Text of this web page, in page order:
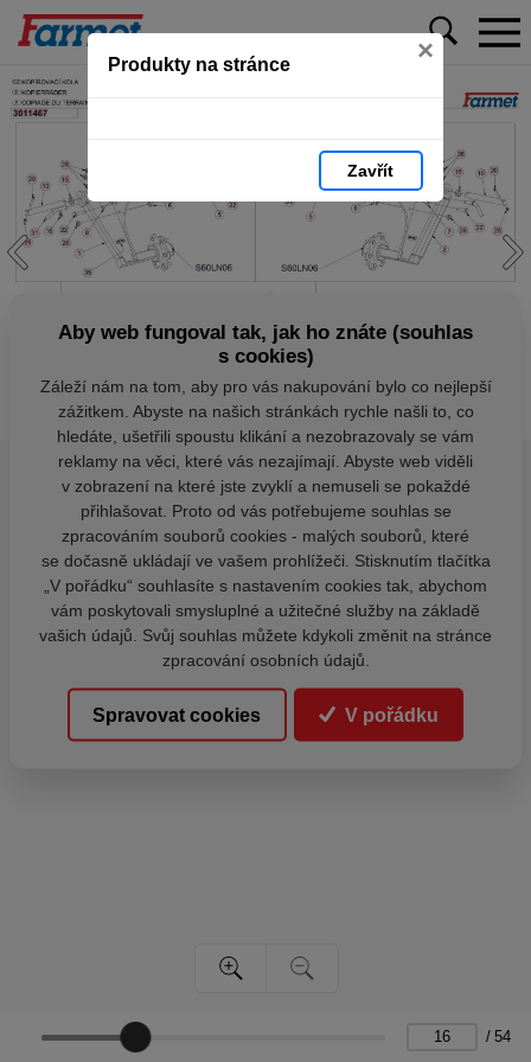
Produkty na stránce ×
Zavřít
/ 54
Aby web fungoval tak, jak ho znáte (souhlas
s cookies)
Záleží nám na tom, aby pro vás nakupování bylo co nejlepší
zážitkem. Abyste na našich stránkách rychle našli to, co
hledáte, ušetřili spoustu klikání a nezobrazovaly se vám
reklamy na věci, které vás nezajímají. Abyste web viděli
v zobrazení na které jste zvyklí a nemuseli se pokaždé
přihlašovat. Proto od vás potřebujeme souhlas se
zpracováním souborů cookies - malých souborů, které
se dočasně ukládají ve vašem prohlížeči. Stisknutím tlačítka
„V pořádku“ souhlasíte s nastavením cookies tak, abychom
vám poskytovali smysluplné a užitečné služby na základě
vašich údajů. Svůj souhlas můžete kdykoli změnit na stránce
zpracování osobních údajů.
Spravovat cookies V pořádku